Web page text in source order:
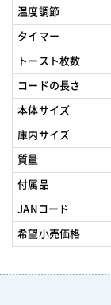
温度調節
タイマー
トースト枚数
コードの長さ
本体サイズ
庫内サイズ
質量
付属品
JANコード
希望小売価格